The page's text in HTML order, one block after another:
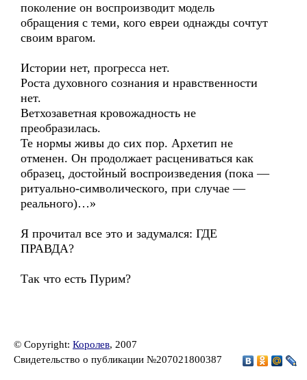
поколение он воспроизводит модель
обращения с теми, кого евреи однажды сочтут
своим врагом.
Истории нет, прогресса нет.
Роста духовного сознания и нравственности
нет.
Ветхозаветная кровожадность не
преобразилась.
Те нормы живы до сих пор. Архетип не
отменен. Он продолжает расцениваться как
образец, достойный воспроизведения (пока —
ритуально-символического, при случае —
реального)…»
Я прочитал все это и задумался: ГДЕ
ПРАВДА?
Так что есть Пурим?
© Copyright: Королев, 2007
Свидетельство о публикации №207021800387